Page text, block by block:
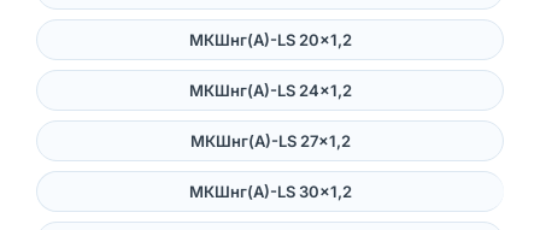
МКШнг(А)-LS 20×1,2
МКШнг(А)-LS 24×1,2
МКШнг(А)-LS 27×1,2
МКШнг(А)-LS 30×1,2